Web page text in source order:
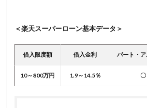
＜楽天スーパーローン基本データ＞
借入限度額 借入金利 パート・
10～800万円 1.9～14.5％ 〇